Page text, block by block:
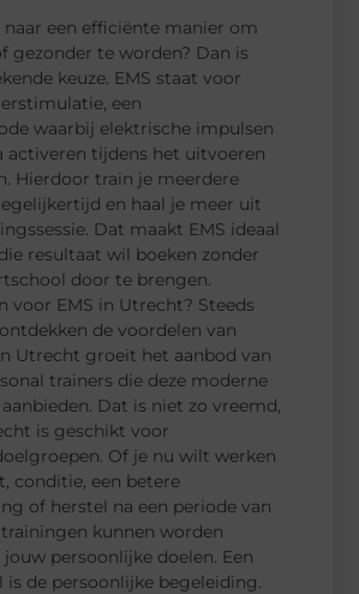
naar een efficiënte manier om
gezonder te worden? Dan is
keuze. EMS staat voor
een
waarbij elektrische impulsen
activeren tijdens het uitvoeren
Hierdoor train je meerdere
en haal je meer uit
Dat maakt EMS ideaal
resultaat wil boeken zonder
door te brengen.
voor EMS in Utrecht? Steeds
de voordelen van
Utrecht groeit het aanbod van
trainers die deze moderne
Dat is niet zo vreemd,
is geschikt voor
Of je nu wilt werken
conditie, een betere
of herstel na een periode van
kunnen worden
persoonlijke doelen. Een
de persoonlijke begeleiding.